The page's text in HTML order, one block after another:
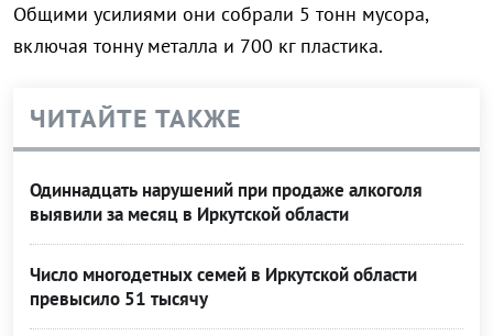
Общими усилиями они собрали 5 тонн мусора,
включая тонну металла и 700 кг пластика.
ЧИТАЙТЕ ТАКЖЕ
Одиннадцать нарушений при продаже алкоголя
выявили за месяц в Иркутской области
Число многодетных семей в Иркутской области
превысило 51 тысячу